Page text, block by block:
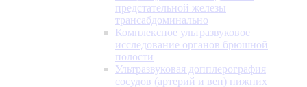
предстательной железы
трансабдоминально
Комплексное ультразвуковое
исследование органов брюшной
полости
Ультразвуковая допплерография
сосудов (артерий и вен) нижних